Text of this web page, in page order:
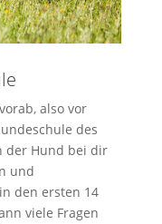
also vor
des
der Hund bei dir
und
den ersten 14
viele Fragen